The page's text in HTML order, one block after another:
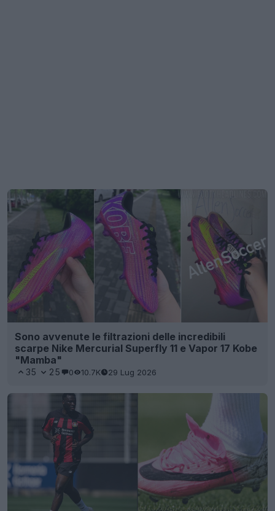
Sono avvenute le filtrazioni delle incredibili
scarpe Nike Mercurial Superfly 11 e Vapor 17 Kobe
"Mamba"
35 25 0 10.7K 29 Lug 2026